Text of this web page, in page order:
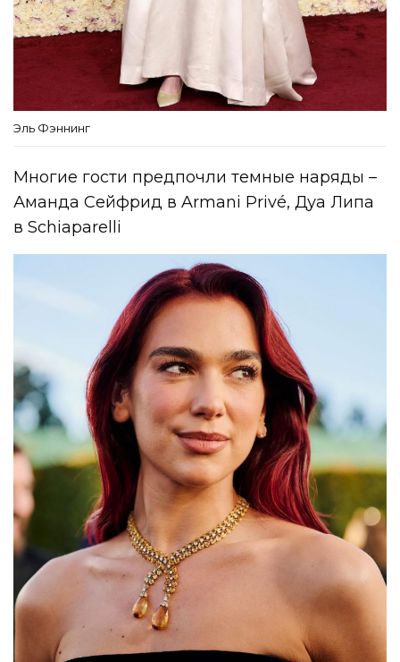
Эль Фэннинг
Многие гости предпочли темные наряды –
Аманда Сейфрид в Armani Privé, Дуа Липа
в Schiaparelli